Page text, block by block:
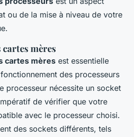
ou de la mise à niveau de votre
mères
cartes mères est essentielle
des processeurs
processeur nécessite un socket
de vérifier que votre
avec le processeur choisi.
des sockets différents, tels